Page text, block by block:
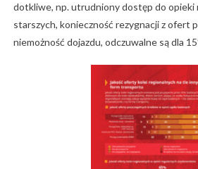
dotkliwe, np. utrudniony dostęp do opieki
starszych, konieczność rezygnacji z ofert
niemożność dojazdu, odczuwalne są dla